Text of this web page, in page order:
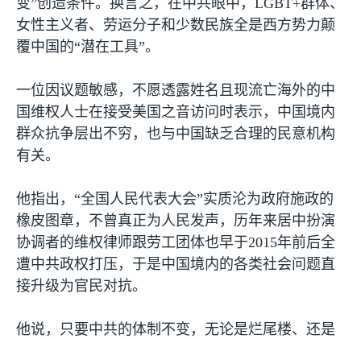
变”创造条件。换言之，在中共眼中， LGBT+群体、
女性主义者、劳运分子和少数民族全是西方势力颠
覆中国的“潜在工具”。
一位因议题敏感，不愿透露姓名且现流亡海外的中
国维权人士在接受美国之音访问时表示，中国境内
群众抗争层出不穷，也与中国缺乏合理的民意机构
有关。
他指出，“全国人民代表大会”实质沦为政府施政的
橡皮图章，不曾真正为人民发声，历年来居中扮演
协调者的维权律师跟劳工团体也早于2015年前后全
遭中共政权打压，于是中国境内的各类社会问题直
接升级为官民对抗。
他说，只要中共的体制不变，无论是烂尾楼、还是